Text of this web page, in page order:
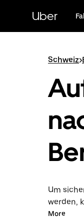
HauptinhaltUber
Schweiz>
Um
werden,
More